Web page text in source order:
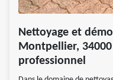
Nettoyage et
Montpellier,
professionnel